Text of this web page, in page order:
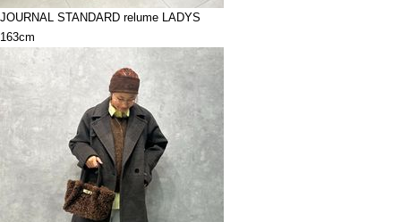
JOURNAL STANDARD relume LADYS
163cm